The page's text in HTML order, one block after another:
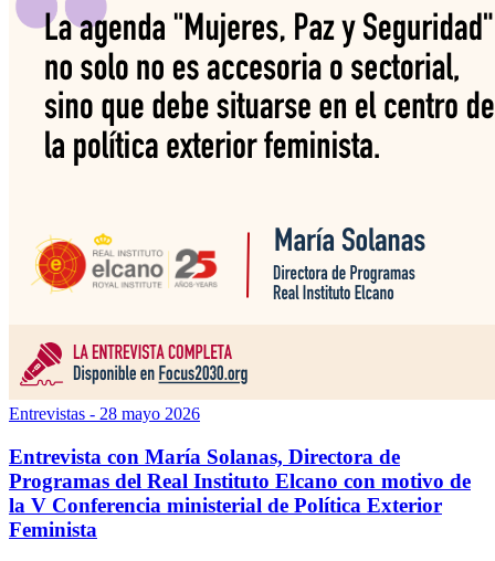
Entrevistas - 28 mayo 2026
Entrevista con María Solanas, Directora de
Programas del Real Instituto Elcano con motivo de
la V Conferencia ministerial de Política Exterior
Feminista